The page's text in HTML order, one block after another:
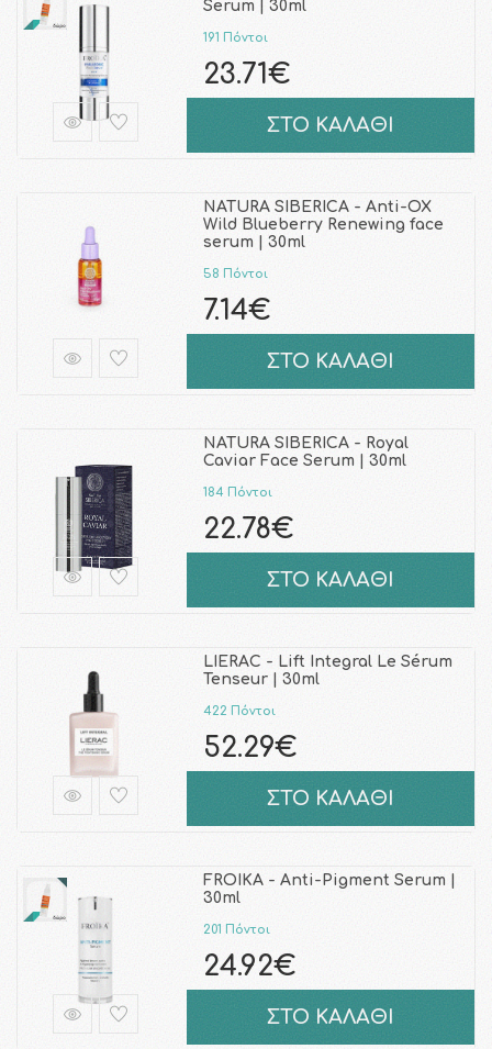
Serum | 30ml
191 Πόντοι
23.71€
ΣΤΟ ΚΑΛΑΘΙ
NATURA SIBERICA - Anti-OX
Wild Blueberry Renewing face
serum | 30ml
58 Πόντοι
7.14€
ΣΤΟ ΚΑΛΑΘΙ
NATURA SIBERICA - Royal
Caviar Face Serum | 30ml
184 Πόντοι
22.78€
ΣΤΟ ΚΑΛΑΘΙ
LIERAC - Lift Integral Le Sérum
Tenseur | 30ml
422 Πόντοι
52.29€
ΣΤΟ ΚΑΛΑΘΙ
FROIKA - Anti-Pigment Serum |
30ml
201 Πόντοι
24.92€
ΣΤΟ ΚΑΛΑΘΙ